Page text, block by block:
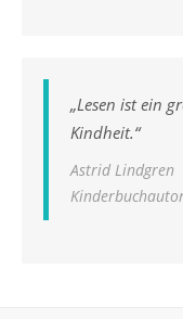
„Lesen ist ein
Kindheit.“
Astrid Lindgren